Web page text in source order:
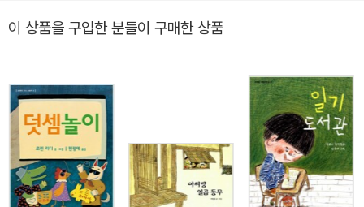
[백제왕성]실측조사연구』, 『백제의 토성』, 『강화도 고인돌무덤[지석
화》, 《재미네골》, 《선비 한생의 용궁 답사기》, 《할아버지의 시계》를
이 상품을 구입한 분들이 구매한 상품